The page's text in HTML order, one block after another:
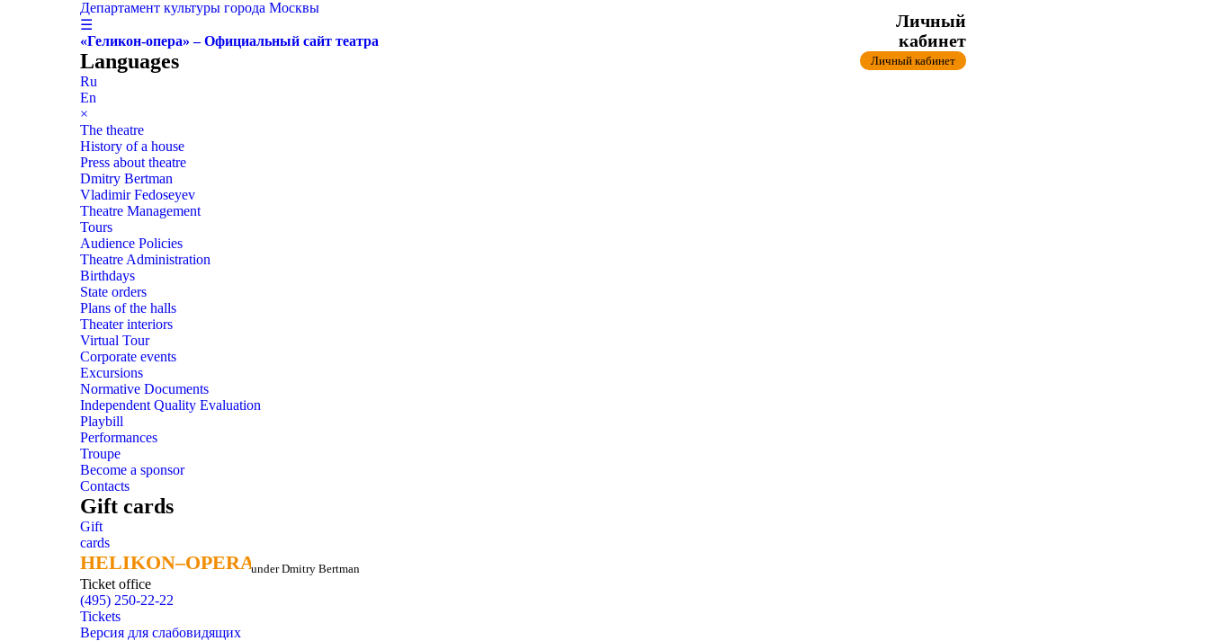
Департамент культуры города Москвы
☰
«Геликон-опера» – Официальный сайт театра
Languages
Ru
En
×
The theatre
History of a house
Press about theatre
Dmitry Bertman
Vladimir Fedoseyev
Theatre Management
Tours
Audience Policies
Theatre Administration
Birthdays
State orders
Plans of the halls
Theater interiors
Virtual Tour
Corporate events
Excursions
Normative Documents
Independent Quality Evaluation
Playbill
Performances
Troupe
Become a sponsor
Contacts
Gift cards
Gift
cards
HELIKON–OPERA
HELIKON–OPERAunder Dmitry Bertman
Ticket office
(495) 250-22-22
Личный
кабинет
Личный кабинет
Tickets
Версия для слабовидящих